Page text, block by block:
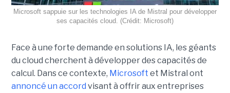
Microsoft sappuie sur les technologies IA de Mistral pour développer
ses capacités cloud. (Crédit: Microsoft)
Face à une forte demande en solutions IA, les géants
du cloud cherchent à développer des capacités de
calcul. Dans ce contexte, Microsoft et Mistral ont
annoncé un accord visant à offrir aux entreprises